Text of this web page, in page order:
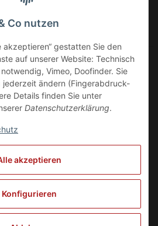
Abonnieren
ZAHLUNGSARTEN
VERSANDARTEN
widerrufen
Co nutzen
akzeptieren“ gestatten Sie den
auf unserer Website: Technisch
Vimeo, Doofinder. Sie
jederzeit ändern (Fingerabdruck-
Details finden Sie unter
Datenschutzerklärung.
akzeptieren
Konfigurieren